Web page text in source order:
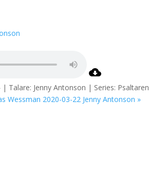
| Talare: Jenny Antonson | Series: Psaltaren
Wessman 2020-03-22 Jenny Antonson »